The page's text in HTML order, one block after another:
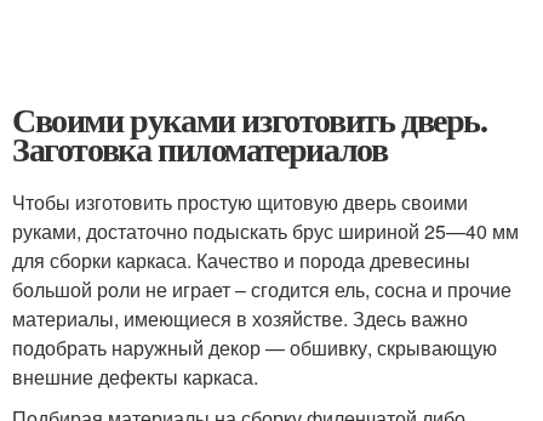
Своими руками изготовить дверь.
Заготовка пиломатериалов
Чтобы изготовить простую щитовую дверь своими
руками, достаточно подыскать брус шириной 25—40 мм
для сборки каркаса. Качество и порода древесины
большой роли не играет – сгодится ель, сосна и прочие
материалы, имеющиеся в хозяйстве. Здесь важно
подобрать наружный декор — обшивку, скрывающую
внешние дефекты каркаса.